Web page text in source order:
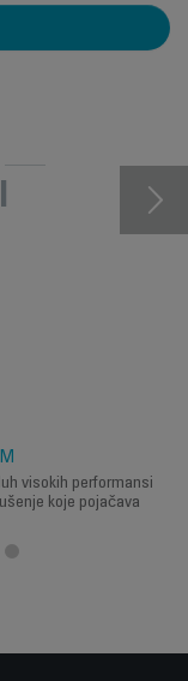
visokih performansi
koje pojačava